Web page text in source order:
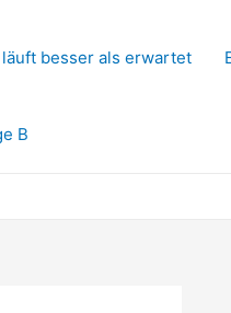
besser als erwartet
B